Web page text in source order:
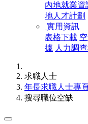
內地就業資
地人才計劃
實用資訊
表格下載
據 人力調
求職人士
年長求職人士專
搜尋職位空缺